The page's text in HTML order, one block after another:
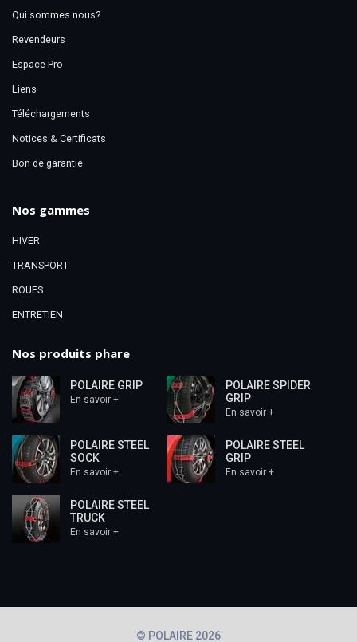
Qui sommes nous?
Revendeurs
Espace Pro
Liens
Téléchargements
Notices & Certificats
Bon de garantie
Nos gammes
HIVER
TRANSPORT
ROUES
ENTRETIEN
Nos produits phare
POLAIRE GRIP
En savoir +
POLAIRE SPIDER
GRIP
En savoir +
POLAIRE STEEL
SOCK
En savoir +
POLAIRE STEEL
GRIP
En savoir +
POLAIRE STEEL
TRUCK
En savoir +
© POLAIRE 2026